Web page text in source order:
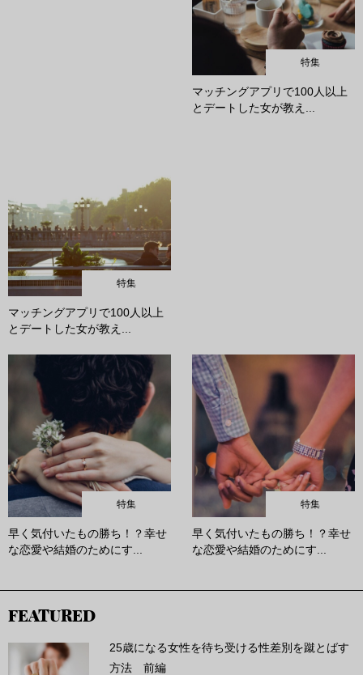
特集
マッチングアプリで100人以上
とデートした女が教え...
特集
マッチングアプリで100人以上
とデートした女が教え...
特集
早く気付いたもの勝ち！？幸せ
な恋愛や結婚のためにす...
特集
早く気付いたもの勝ち！？幸せ
な恋愛や結婚のためにす...
FEATURED
25歳になる女性を待ち受ける性差別を蹴とばす
方法 前編